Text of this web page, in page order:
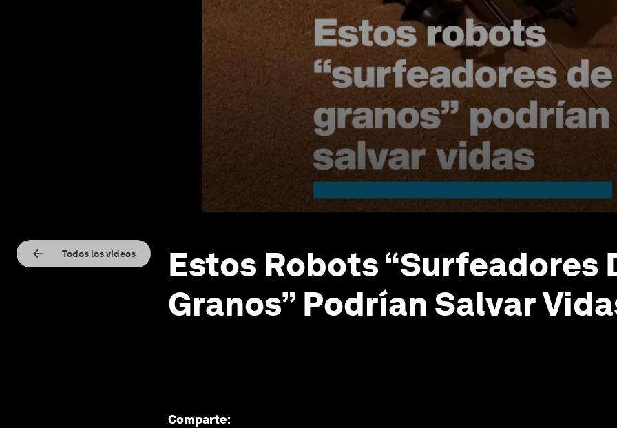
Todos los videos
Estos Robots “Surfeadores
Granos” Podrían Salvar
Comparte: